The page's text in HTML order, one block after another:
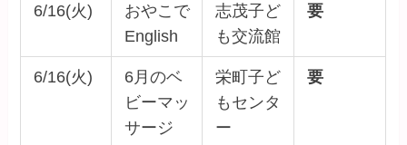
6/16(火)
おやこで
English
志茂子ど
も交流館
要
6/16(火)
6月のベ
ビーマッ
サージ
栄町子ど
もセンタ
ー
要